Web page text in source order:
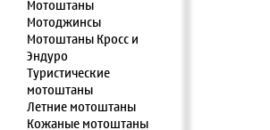
Мотоштаны
Мотоджинсы
Мотоштаны Кросс и
Эндуро
Туристические
мотоштаны
Летние мотоштаны
Кожаные мотоштаны